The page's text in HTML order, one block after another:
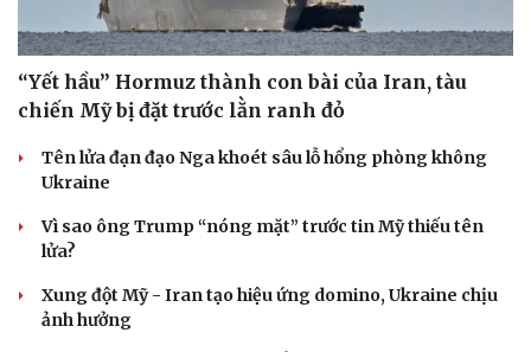
“Yết hầu” Hormuz thành con bài của Iran, tàu
chiến Mỹ bị đặt trước lằn ranh đỏ
Tên lửa đạn đạo Nga khoét sâu lỗ hổng phòng không
Ukraine
Vì sao ông Trump “nóng mặt” trước tin Mỹ thiếu tên
lửa?
Xung đột Mỹ - Iran tạo hiệu ứng domino, Ukraine chịu
ảnh hưởng